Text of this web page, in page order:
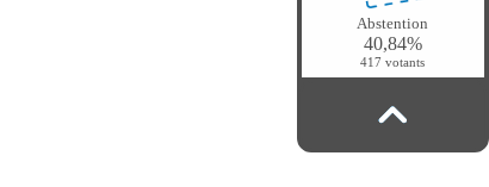
Abstention
40,84%
417 votants